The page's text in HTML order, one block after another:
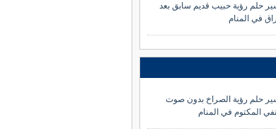
حلم رؤية حبيب قديم سابق بعد
في المنام
حلم رؤية الصراخ بدون صوت
المكتوم في المنام